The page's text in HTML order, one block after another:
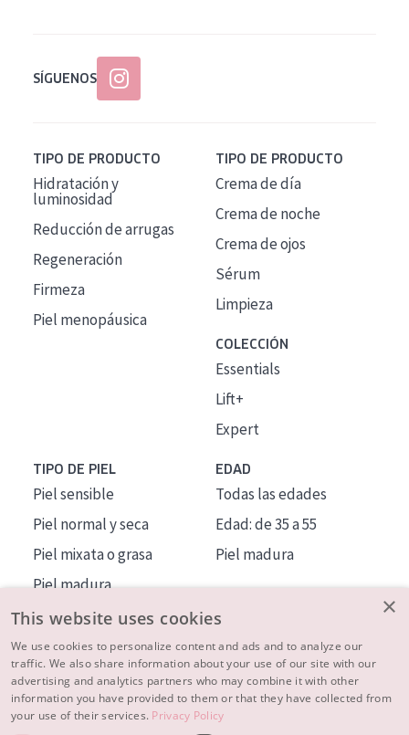
SÍGUENOS
TIPO DE PRODUCTO
Hidratación y
luminosidad
Reducción de arrugas
Regeneración
Firmeza
Piel menopáusica
TIPO DE PRODUCTO
Crema de día
Crema de noche
Crema de ojos
Sérum
Limpieza
COLECCIÓN
Essentials
Lift+
Expert
TIPO DE PIEL
Piel sensible
Piel normal y seca
Piel mixata o grasa
Piel madura
Piel expuesta al sol
Piel menopáusica
EDAD
Todas las edades
Edad: de 35 a 55
Piel madura
MÁS SOBRE NOSOTROS
INSPIRACIÓN
×
This website uses cookies
We use cookies to personalize content and ads and to analyze our
traffic. We also share information about your use of our site with our
advertising and analytics partners who may combine it with other
information you have provided to them or that they have collected from
your use of their services. Privacy Policy